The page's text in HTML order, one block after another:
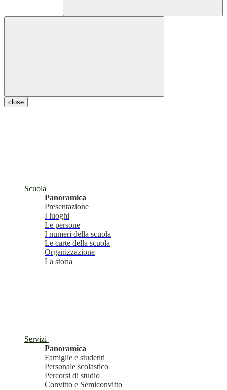
close
Scuola
Panoramica
Presentazione
I luoghi
Le persone
I numeri della scuola
Le carte della scuola
Organizzazione
La storia
Servizi
Panoramica
Famiglie e studenti
Personale scolastico
Percorsi di studio
Convitto e Semiconvitto